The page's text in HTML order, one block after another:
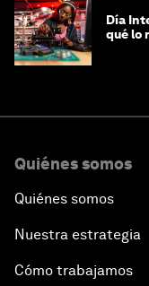
Día
qué lo
Quiénes somos
Quiénes somos
Nuestra estrategia
Cómo trabajamos